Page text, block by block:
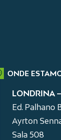
ONDE
LONDRINA
Ed. Palhano
Ayrton
Sala 508